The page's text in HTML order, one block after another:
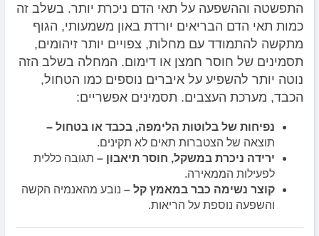
התפשטה וההשפעה על תאי הדם ניכרת יותר. בשלב זה
כמות תאי הדם הבריאים יורדת באון משמעותי, הגוף
מתקשה להתמודד עם מחלות, צפויים יותר זיהומים,
תסמינים של חוסר חמצן או דימום. המחלה בשלב הזה
נוטה יותר להשפיע על איברים נוספים כמו הטחול,
הכבד, מערכת העצבים. תסמינים אפשריים:
נפיחות של בלוטות הלימפה, בכבד או בטחול –
תוצאה של הצטברות תאים לא תקינים.
ירידה ניכרת במשקל, חוסר תיאבון – תגובה כללית
לפעילות הממאירה.
קוצר נשימה כבר במאמץ קל – נובע מהאנמיה הקשה
והשפעה נוספת על הריאות.